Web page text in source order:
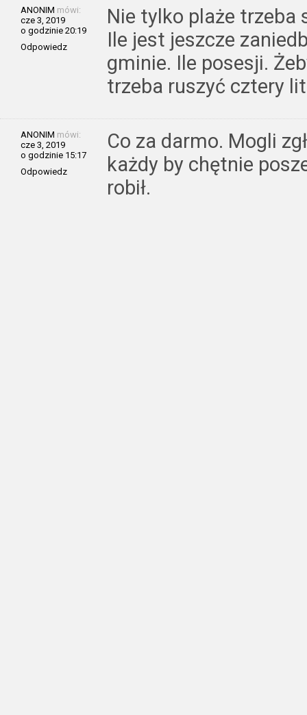
ANONIM mówi:
cze 3, 2019
o godzinie 20:19
Odpowiedz
Nie tylko plaże trzeba
Ile jest jeszcze
gminie. Ile posesji.
trzeba ruszyć cztery
ANONIM mówi:
cze 3, 2019
o godzinie 15:17
Odpowiedz
Co za darmo. Mogli
każdy by chętnie
robił.